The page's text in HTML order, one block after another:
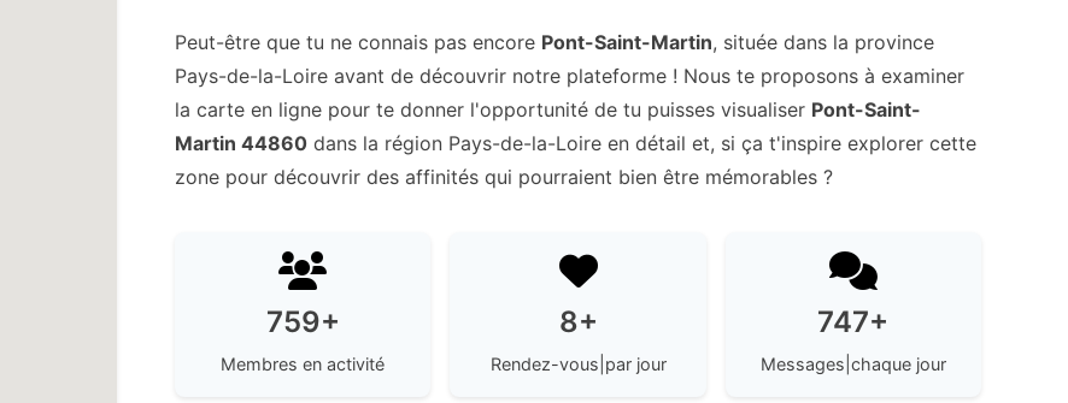
Peut-être que tu ne connais pas encore Pont-Saint-Martin, située dans la province
Pays-de-la-Loire avant de découvrir notre plateforme ! Nous te proposons à examiner
la carte en ligne pour te donner l'opportunité de tu puisses visualiser Pont-Saint-
Martin 44860 dans la région Pays-de-la-Loire en détail et, si ça t'inspire explorer cette
zone pour découvrir des affinités qui pourraient bien être mémorables ?
759+
Membres en activité
8+
Rendez-vous|par jour
747+
Messages|chaque jour